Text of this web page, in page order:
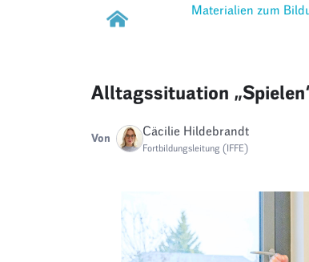
Materialien zum
Alltagssituation
Von Cäcilie Hildebrandt
Fortbildungsleitung (IFFE)